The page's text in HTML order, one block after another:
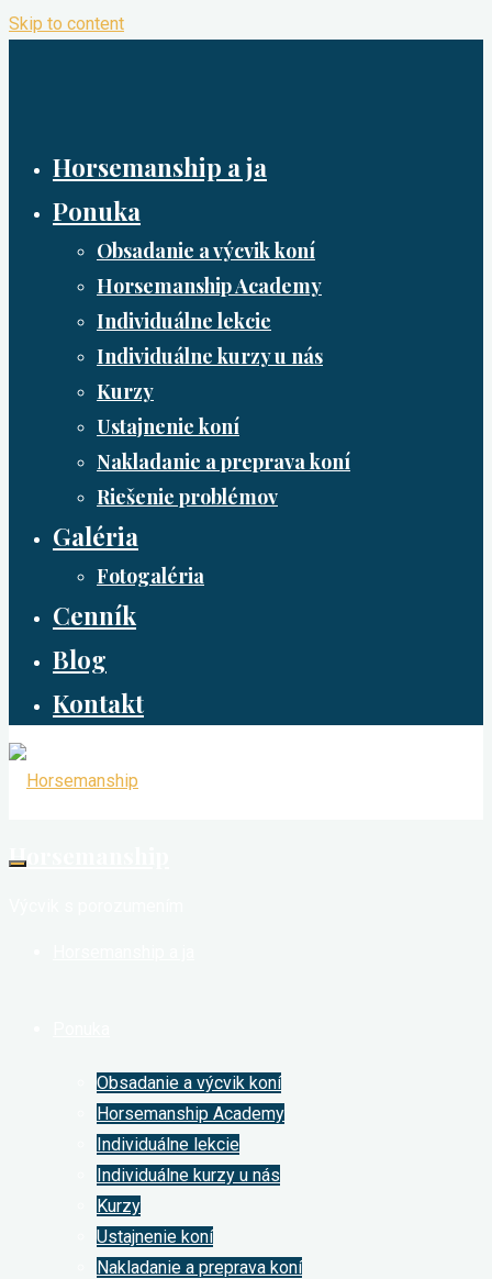
Skip to content
Horsemanship a ja
Ponuka
Obsadanie a výcvik koní
Horsemanship Academy
Individuálne lekcie
Individuálne kurzy u nás
Kurzy
Ustajnenie koní
Nakladanie a preprava koní
Riešenie problémov
Galéria
Fotogaléria
Cenník
Blog
Kontakt
Horsemanship
Obsadanie a výcvik koní
Horsemanship Academy
Individuálne lekcie
Individuálne kurzy u nás
Kurzy
Ustajnenie koní
Nakladanie a preprava koní